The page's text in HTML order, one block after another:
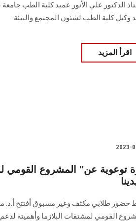
الدكتور علي الأنور عميد كلية الطب
وكيل كلية الطب لشئون المجتمع والبيئة.
اقرأ المزيد
2023-
توعوية عن" المشروع القومي
طلابي مكثف وغير مسبوق أفتتح أ.د.
القومي لمشتقات البلازما وأهميته